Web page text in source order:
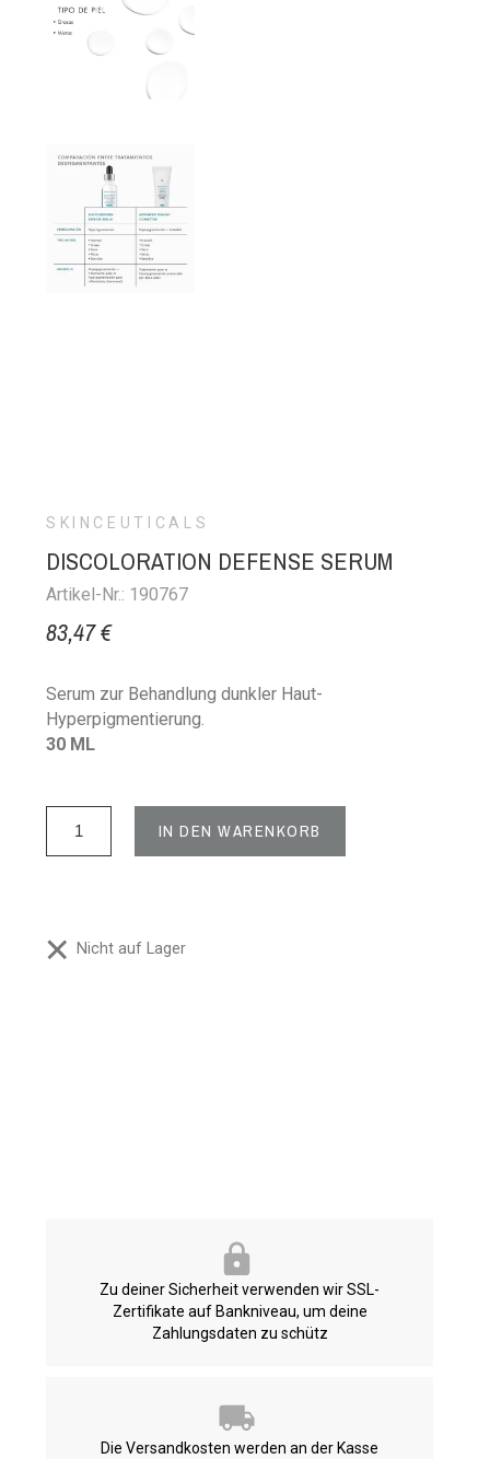
SKINCEUTICALS
DISCOLORATION DEFENSE SERUM
Artikel-Nr.: 190767
83,47 €
Serum zur Behandlung dunkler Haut-
Hyperpigmentierung.
30 ML
IN DEN WARENKORB
Nicht auf Lager
Zu deiner Sicherheit verwenden wir SSL-
Zertifikate auf Bankniveau, um deine
Zahlungsdaten zu schütz
Die Versandkosten werden an der Kasse